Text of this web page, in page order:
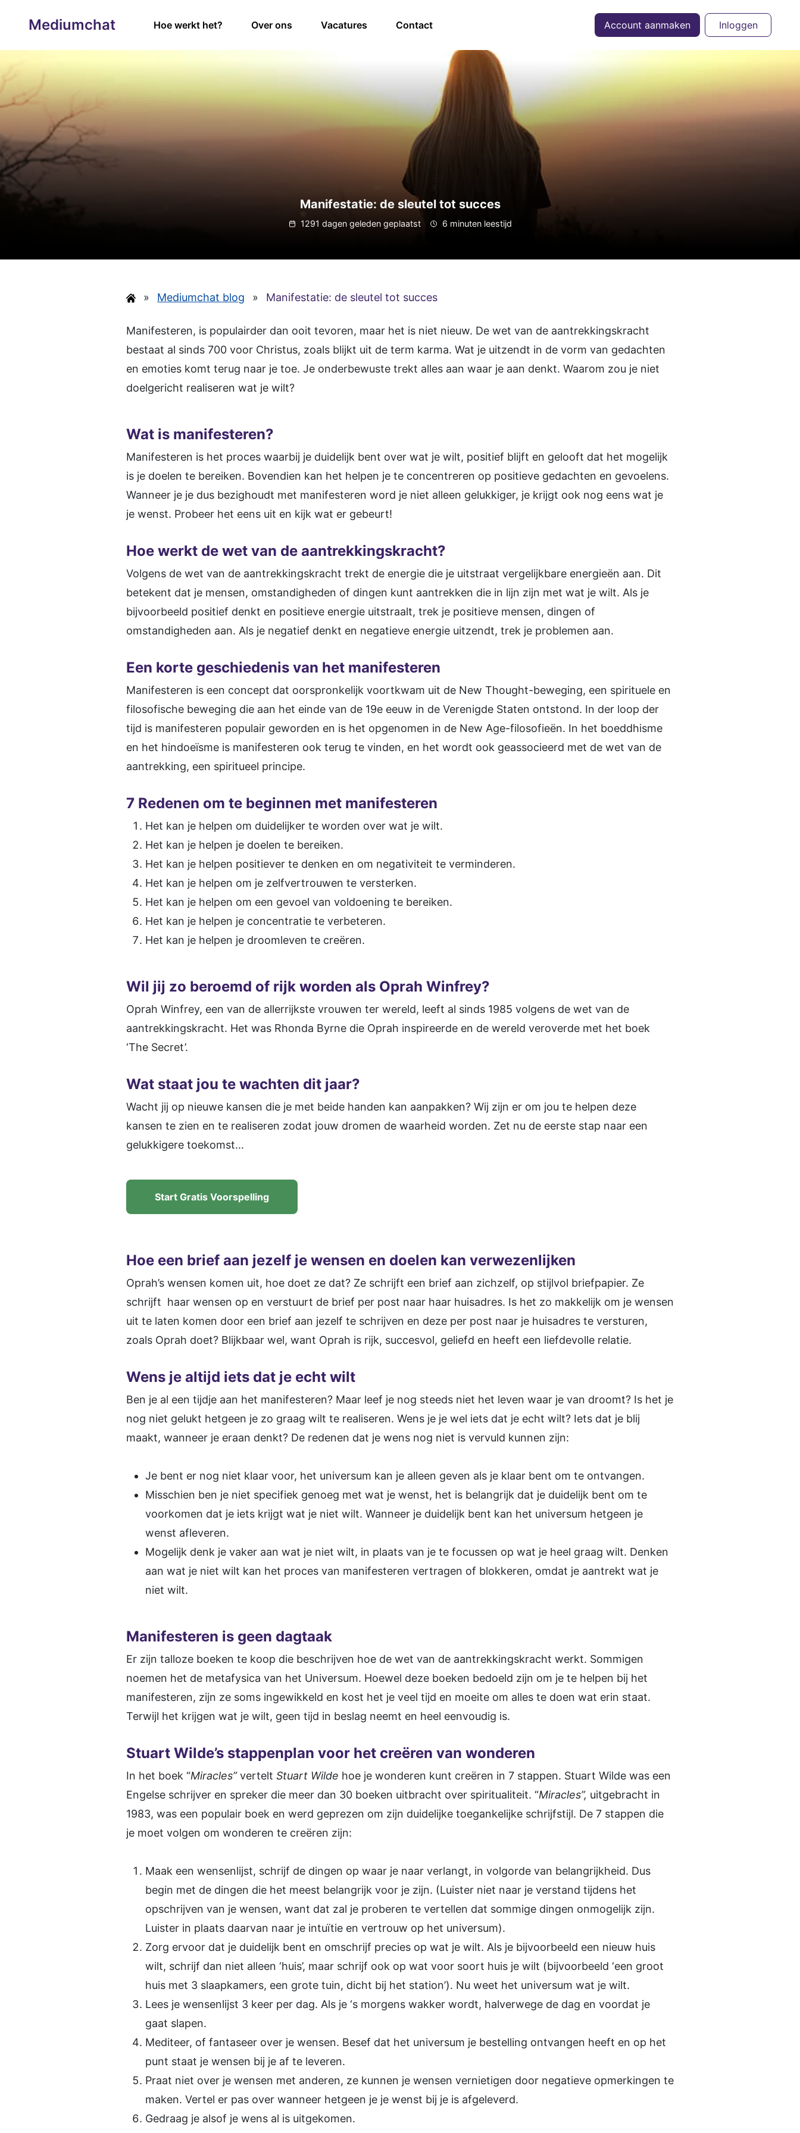
Mediumchat Hoe werkt het? Over ons Vacatures Contact Account aanmaken Inloggen
Manifestatie: de sleutel tot succes
1291 dagen geleden geplaatst 6 minuten leestijd
» Mediumchat blog » Manifestatie: de sleutel tot succes
Manifesteren, is populairder dan ooit tevoren, maar het is niet nieuw. De wet van de aantrekkingskracht
bestaat al sinds 700 voor Christus, zoals blijkt uit de term karma. Wat je uitzendt in de vorm van gedachten
en emoties komt terug naar je toe. Je onderbewuste trekt alles aan waar je aan denkt. Waarom zou je niet
doelgericht realiseren wat je wilt?
Wat is manifesteren?
Manifesteren is het proces waarbij je duidelijk bent over wat je wilt, positief blijft en gelooft dat het mogelijk
is je doelen te bereiken. Bovendien kan het helpen je te concentreren op positieve gedachten en gevoelens.
Wanneer je je dus bezighoudt met manifesteren word je niet alleen gelukkiger, je krijgt ook nog eens wat je
je wenst. Probeer het eens uit en kijk wat er gebeurt!
Hoe werkt de wet van de aantrekkingskracht?
Volgens de wet van de aantrekkingskracht trekt de energie die je uitstraat vergelijkbare energieën aan. Dit
betekent dat je mensen, omstandigheden of dingen kunt aantrekken die in lijn zijn met wat je wilt. Als je
bijvoorbeeld positief denkt en positieve energie uitstraalt, trek je positieve mensen, dingen of
omstandigheden aan. Als je negatief denkt en negatieve energie uitzendt, trek je problemen aan.
Een korte geschiedenis van het manifesteren
Manifesteren is een concept dat oorspronkelijk voortkwam uit de New Thought-beweging, een spirituele en
filosofische beweging die aan het einde van de 19e eeuw in de Verenigde Staten ontstond. In der loop der
tijd is manifesteren populair geworden en is het opgenomen in de New Age-filosofieën. In het boeddhisme
en het hindoeïsme is manifesteren ook terug te vinden, en het wordt ook geassocieerd met de wet van de
aantrekking, een spiritueel principe.
7 Redenen om te beginnen met manifesteren
Het kan je helpen om duidelijker te worden over wat je wilt.
Het kan je helpen je doelen te bereiken.
Het kan je helpen positiever te denken en om negativiteit te verminderen.
Het kan je helpen om je zelfvertrouwen te versterken.
Het kan je helpen om een gevoel van voldoening te bereiken.
Het kan je helpen je concentratie te verbeteren.
Het kan je helpen je droomleven te creëren.
Wil jij zo beroemd of rijk worden als Oprah Winfrey?
Oprah Winfrey, een van de allerrijkste vrouwen ter wereld, leeft al sinds 1985 volgens de wet van de
aantrekkingskracht. Het was Rhonda Byrne die Oprah inspireerde en de wereld veroverde met het boek
‘The Secret’.
Wat staat jou te wachten dit jaar?
Wacht jij op nieuwe kansen die je met beide handen kan aanpakken? Wij zijn er om jou te helpen deze
kansen te zien en te realiseren zodat jouw dromen de waarheid worden. Zet nu de eerste stap naar een
gelukkigere toekomst...
Start Gratis Voorspelling
Hoe een brief aan jezelf je wensen en doelen kan verwezenlijken
Oprah’s wensen komen uit, hoe doet ze dat? Ze schrijft een brief aan zichzelf, op stijlvol briefpapier. Ze
schrijft haar wensen op en verstuurt de brief per post naar haar huisadres. Is het zo makkelijk om je wensen
uit te laten komen door een brief aan jezelf te schrijven en deze per post naar je huisadres te versturen,
zoals Oprah doet? Blijkbaar wel, want Oprah is rijk, succesvol, geliefd en heeft een liefdevolle relatie.
Wens je altijd iets dat je echt wilt
Ben je al een tijdje aan het manifesteren? Maar leef je nog steeds niet het leven waar je van droomt? Is het je
nog niet gelukt hetgeen je zo graag wilt te realiseren. Wens je je wel iets dat je echt wilt? Iets dat je blij
maakt, wanneer je eraan denkt? De redenen dat je wens nog niet is vervuld kunnen zijn:
Je bent er nog niet klaar voor, het universum kan je alleen geven als je klaar bent om te ontvangen.
Misschien ben je niet specifiek genoeg met wat je wenst, het is belangrijk dat je duidelijk bent om te
voorkomen dat je iets krijgt wat je niet wilt. Wanneer je duidelijk bent kan het universum hetgeen je
wenst afleveren.
Mogelijk denk je vaker aan wat je niet wilt, in plaats van je te focussen op wat je heel graag wilt. Denken
aan wat je niet wilt kan het proces van manifesteren vertragen of blokkeren, omdat je aantrekt wat je
niet wilt.
Manifesteren is geen dagtaak
Er zijn talloze boeken te koop die beschrijven hoe de wet van de aantrekkingskracht werkt. Sommigen
noemen het de metafysica van het Universum. Hoewel deze boeken bedoeld zijn om je te helpen bij het
manifesteren, zijn ze soms ingewikkeld en kost het je veel tijd en moeite om alles te doen wat erin staat.
Terwijl het krijgen wat je wilt, geen tijd in beslag neemt en heel eenvoudig is.
Stuart Wilde’s stappenplan voor het creëren van wonderen
In het boek “Miracles”vertelt Stuart Wilde hoe je wonderen kunt creëren in 7 stappen. Stuart Wilde was een
Engelse schrijver en spreker die meer dan 30 boeken uitbracht over spiritualiteit. “Miracles”, uitgebracht in
1983, was een populair boek en werd geprezen om zijn duidelijke toegankelijke schrijfstijl. De 7 stappen die
je moet volgen om wonderen te creëren zijn:
Maak een wensenlijst, schrijf de dingen op waar je naar verlangt, in volgorde van belangrijkheid. Dus
begin met de dingen die het meest belangrijk voor je zijn. (Luister niet naar je verstand tijdens het
opschrijven van je wensen, want dat zal je proberen te vertellen dat sommige dingen onmogelijk zijn.
Luister in plaats daarvan naar je intuïtie en vertrouw op het universum).
Zorg ervoor dat je duidelijk bent en omschrijf precies op wat je wilt. Als je bijvoorbeeld een nieuw huis
wilt, schrijf dan niet alleen ‘huis’, maar schrijf ook op wat voor soort huis je wilt (bijvoorbeeld ‘een groot
huis met 3 slaapkamers, een grote tuin, dicht bij het station’). Nu weet het universum wat je wilt.
Lees je wensenlijst 3 keer per dag. Als je ‘s morgens wakker wordt, halverwege de dag en voordat je
gaat slapen.
Mediteer, of fantaseer over je wensen. Besef dat het universum je bestelling ontvangen heeft en op het
punt staat je wensen bij je af te leveren.
Praat niet over je wensen met anderen, ze kunnen je wensen vernietigen door negatieve opmerkingen te
maken. Vertel er pas over wanneer hetgeen je je wenst bij je is afgeleverd.
Gedraag je alsof je wens al is uitgekomen.